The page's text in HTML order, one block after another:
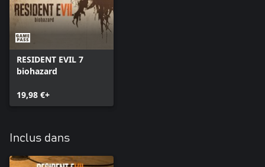
RESIDENT EVIL 7
biohazard
19,98 €+
Inclus dans